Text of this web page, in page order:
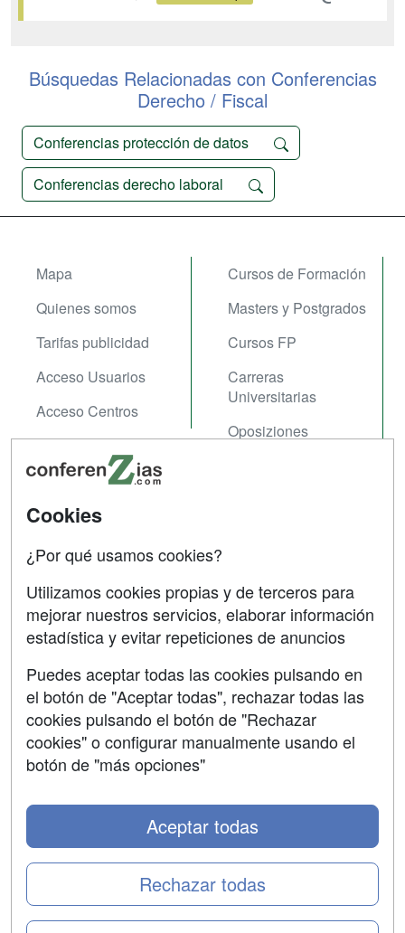
instrucción), la calificación del delito
Búsquedas Relacionadas con Conferencias
Derecho / Fiscal
Conferencias protección de datos
Conferencias derecho laboral
Mapa
Quienes somos
Tarifas publicidad
Acceso Usuarios
Acceso Centros
Cursos de Formación
Masters y Postgrados
Cursos FP
Carreras
Universitarias
Oposiziones
Confidencialidad
Aviso legal
Copyleft
Grupo formazion:
Copyright 2000-2026 Formazion Web, S.L. - Calle
Fermín Caballero, 62 - 28034 Madrid Tel: 91 533 70 78
Cookies
¿Por qué usamos cookies?
Utilizamos cookies propias y de terceros para
mejorar nuestros servicios, elaborar información
estadística y evitar repeticiones de anuncios
Puedes aceptar todas las cookies pulsando en
el botón de "Aceptar todas", rechazar todas las
cookies pulsando el botón de "Rechazar
cookies" o configurar manualmente usando el
botón de "más opciones"
Rechazar todas
Aceptar todas